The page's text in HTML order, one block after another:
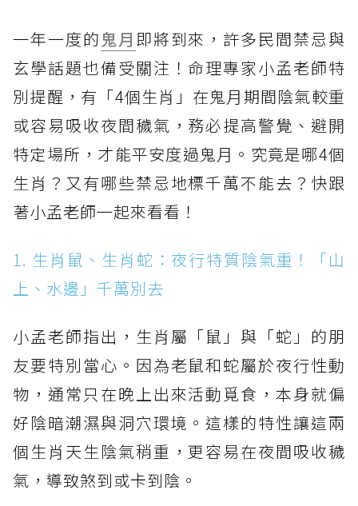
一年一度的鬼月 即將到來，許多民間禁忌與
玄學話題也備受關注！命理專家小孟老師特
別提醒，有「4個生肖」在鬼月期間陰氣較重
或容易吸收夜間穢氣，務必提高警覺、避開
特定場所，才能平安度過鬼月。究竟是哪4個
生肖？又有哪些禁忌地標千萬不能去？快跟
著小孟老師一起來看看！
1. 生肖鼠、生肖蛇：夜行特質陰氣重！「山
上、水邊」千萬別去
小孟老師指出，生肖屬「鼠」與「蛇」的朋
友要特別當心。因為老鼠和蛇屬於夜行性動
物，通常只在晚上出來活動覓食，本身就偏
好陰暗潮濕與洞穴環境。這樣的特性讓這兩
個生肖天生陰氣稍重，更容易在夜間吸收穢
氣，導致煞到或卡到陰。